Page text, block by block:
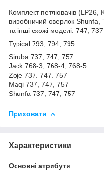
Комплект петлювачів (LP26,
виробничий оверлок
та інші схожі моделі: 747,
Typical 793, 794, 795
Siruba 737, 747, 757.
Jack 768-3, 768-4, 768-5
Zoje 737, 747, 757
Maqi 737, 747, 757
Shunfa 737, 747, 757
Приховати
Характеристики
Основні атрибути